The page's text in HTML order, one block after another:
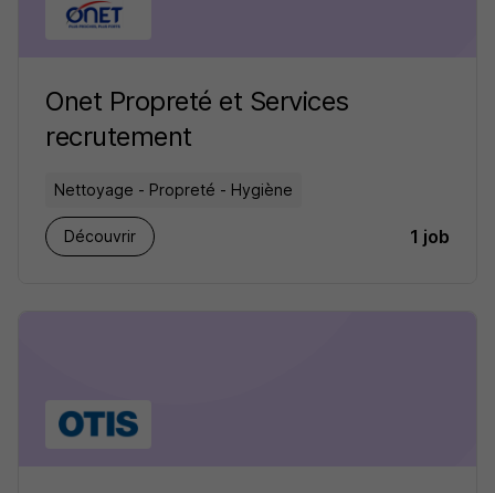
Onet Propreté et Services
recrutement
Nettoyage - Propreté - Hygiène
Découvrir 1 job